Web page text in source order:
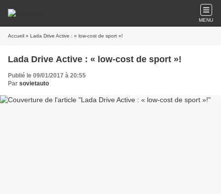
MENU
Accueil » Lada Drive Active : « low-cost de sport »!
Lada Drive Active : « low-cost de sport »!
Publié le 09/01/2017 à 20:55
Par sovietauto